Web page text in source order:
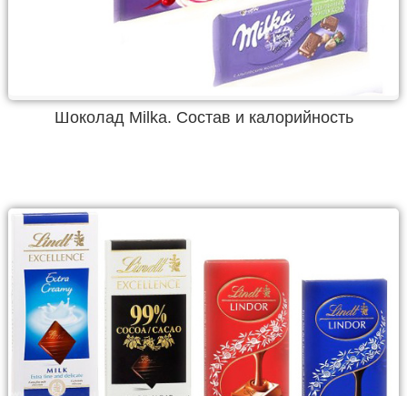
Шоколад Milka. Состав и калорийность